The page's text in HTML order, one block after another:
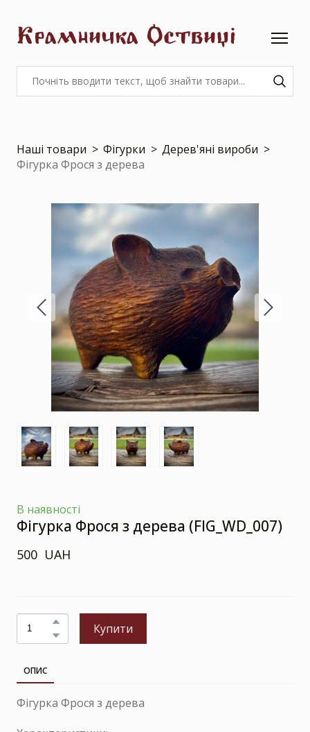
Крамничка Оствиці
Наші товари Фігурки
Дерев'яні вироби
Фігурка Фрося з дерева
В наявності
Фігурка Фрося з дерева (FIG_WD_007)
500  UAH
Купити
ОПИС
Фігурка Фрося з дерева